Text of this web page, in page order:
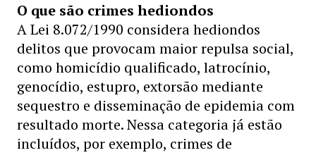
O que são crimes hediondos
A Lei 8.072/1990 considera hediondos
delitos que provocam maior repulsa social,
como homicídio qualificado, latrocínio,
genocídio, estupro, extorsão mediante
sequestro e disseminação de epidemia com
resultado morte. Nessa categoria já estão
incluídos, por exemplo, crimes de